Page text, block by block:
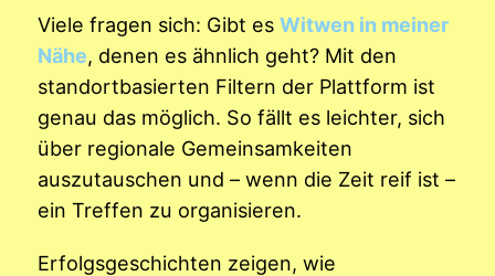
Viele fragen sich: Gibt es Witwen in meiner
Nähe, denen es ähnlich geht? Mit den
standortbasierten Filtern der Plattform ist
genau das möglich. So fällt es leichter, sich
über regionale Gemeinsamkeiten
auszutauschen und – wenn die Zeit reif ist –
ein Treffen zu organisieren.
Erfolgsgeschichten zeigen, wie